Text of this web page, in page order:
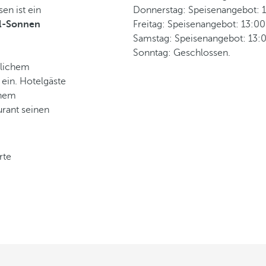
ist ein
Sonnen
ein. Hotelgäste
seinen
Donnerstag: Speisenangebot:
Freitag: Speisenangebot:
Samstag: Speisenangebot:
Sonntag: Geschlossen.